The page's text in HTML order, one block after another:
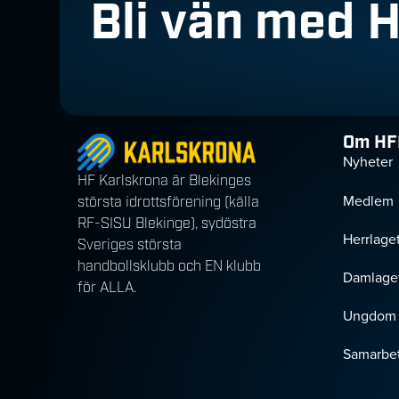
Bli vän med
HF Karlskrona är Blekinges
största idrottsförening (källa
RF-SISU Blekinge), sydöstra
Sveriges största
handbollsklubb och EN klubb
för ALLA.
Om
Nyheter
Medlem
Ungdom